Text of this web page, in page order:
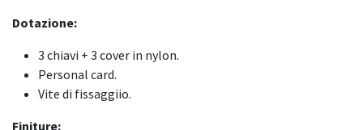
Dotazione:
3 chiavi + 3 cover in nylon.
Personal card.
Vite di fissaggiio.
Finiture: